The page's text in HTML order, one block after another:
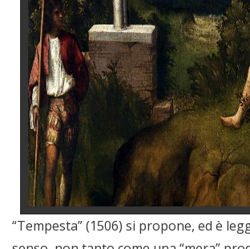
“Tempesta” (1506) si propone, ed è